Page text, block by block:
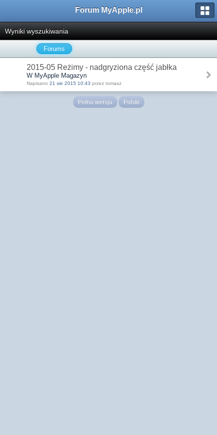
Forum MyApple.pl
Wyniki wyszukiwania
Forums
2015-05 Reżimy - nadgryziona część jabłka
W MyApple Magazyn
Napisano 21 sie 2015 10:43 przez tomasz
Pełna wersja Polski